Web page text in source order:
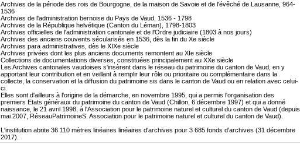
Archives de la période des rois de Bourgogne, de la maison de Savoie et de l'évêché de Lausanne, 964-
1536
Archives de l'administration bernoise du Pays de Vaud, 1536 - 1798
Archives de la République helvétique (Canton du Léman), 1798-1803
Archives officielles de l'administration cantonale et de l'Ordre judiciaire (1803 à nos jours)
Archives des anciens couvents sécularisés en 1536, dès la fin du Xe siècle
Archives para administratives, dès le XIXe siècle
Archives privées dont les plus anciens documents remontent au XIe siècle
Collections de documentations diverses, constituées principalement au XXe siècle
Les Archives cantonales vaudoises s'insèrent dans le réseau du patrimoine du canton de Vaud, en y
apportant leur contribution et en veillant à remplir leur rôle ou prioritaire ou complémentaire dans la
collecte, la conservation et la diffusion du patrimoine sis dans le canton de Vaud ou en relation avec celui-
ci.
Elles sont d'ailleurs à l'origine de la démarche, en novembre 1995, qui a permis l'organisation des
premiers Etats généraux du patrimoine du canton de Vaud (Chillon, 6 décembre 1997) et qui a donné
naissance, le 21 avril 1998, à l'Association pour le patrimoine naturel et culturel du canton de Vaud (depuis
mai 2007, RéseauPatrimoineS. Association pour le patrimoine naturel et culturel du canton de Vaud).
L'institution abrite 36 110 mètres linéaires linéaires d'archives pour 3 685 fonds d'archives (31 décembre
2017).